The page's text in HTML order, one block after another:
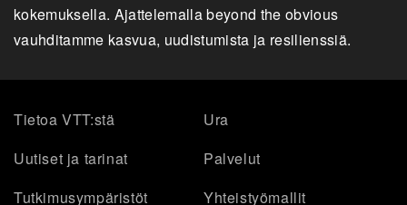
kokemuksella. Ajattelemalla beyond the obvious
vauhditamme kasvua, uudistumista ja resilienssiä.
Tietoa VTT:stä
Ura
Uutiset ja tarinat
Palvelut
Tutkimusympäristöt
Yhteistyömallit